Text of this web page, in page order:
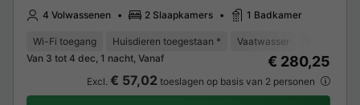
4 Volwassenen 2 Slaapkamers 1 Badkamer
Wi-Fi toegang Huisdieren toegestaan * Vaatwasser
Van 3 tot 4 dec, 1 nacht, Vanaf
€ 280,25
Excl. € 57,02 toeslagen op basis van 2 personen